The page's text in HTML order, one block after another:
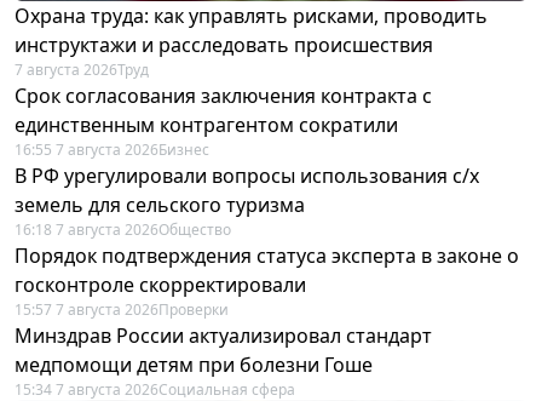
Охрана труда: как управлять рисками, проводить
инструктажи и расследовать происшествия
7 августа 2026Труд
Срок согласования заключения контракта с
единственным контрагентом сократили
16:55 7 августа 2026Бизнес
В РФ урегулировали вопросы использования с/х
земель для сельского туризма
16:18 7 августа 2026Общество
Порядок подтверждения статуса эксперта в законе о
госконтроле скорректировали
15:57 7 августа 2026Проверки
Минздрав России актуализировал стандарт
медпомощи детям при болезни Гоше
15:34 7 августа 2026Социальная сфера